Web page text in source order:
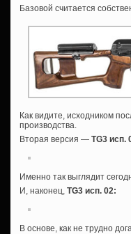
Базовой считается
Как видите, исходником
производства.
Вторая версия — TG3 исп.
Именно так выглядит
И, наконец, TG3 исп. 02:
В основе, как не трудно